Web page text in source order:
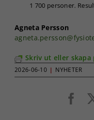
1 700 personer.
Agneta Persson
Skriv ut eller skapa
2026-06-10 | NYHETER